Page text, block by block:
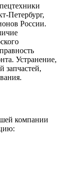
Петербург,
России.
Устранение,
запчастей,
компании